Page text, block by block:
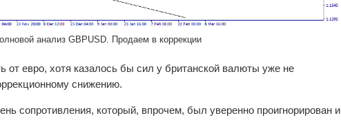
анализ GBPUSD. Продаем в коррекции
от евро, хотя казалось бы сил у британской валюты уже не
снижению.
сопротивления, который, впрочем, был уверенно проигнорирован и